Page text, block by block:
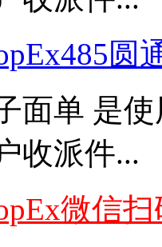
圆
面单 是
收派件...
微信